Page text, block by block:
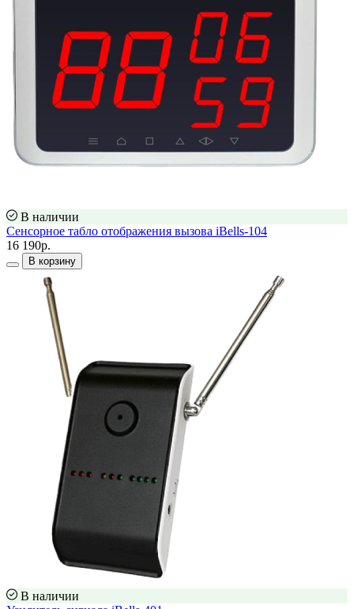
В наличии
Сенсорное табло отображения вызова iBells-104
16 190р.
В корзину
В наличии